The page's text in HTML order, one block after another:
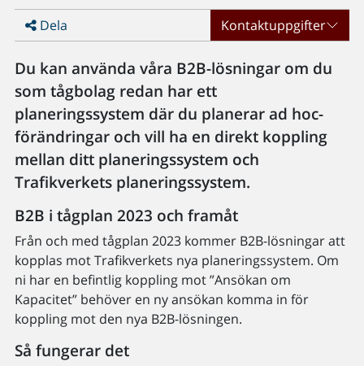
Dela Kontaktuppgifter
Du kan använda våra B2B-lösningar om du
som tågbolag redan har ett
planeringssystem där du planerar ad hoc-
förändringar och vill ha en direkt koppling
mellan ditt planeringssystem och
Trafikverkets planeringssystem.
B2B i tågplan 2023 och framåt
Från och med tågplan 2023 kommer B2B-lösningar att
kopplas mot Trafikverkets nya planeringssystem. Om
ni har en befintlig koppling mot ”Ansökan om
Kapacitet” behöver en ny ansökan komma in för
koppling mot den nya B2B-lösningen.
Så fungerar det